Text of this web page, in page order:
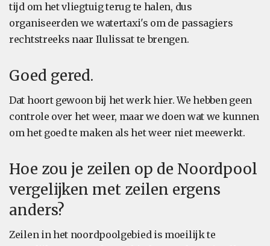
tijd om het vliegtuig terug te halen, dus
organiseerden we watertaxi's om de passagiers
rechtstreeks naar Ilulissat te brengen.
Goed gered.
Dat hoort gewoon bij het werk hier. We hebben geen
controle over het weer, maar we doen wat we kunnen
om het goed te maken als het weer niet meewerkt.
Hoe zou je zeilen op de Noordpool
vergelijken met zeilen ergens
anders?
Zeilen in het noordpoolgebied is moeilijk te